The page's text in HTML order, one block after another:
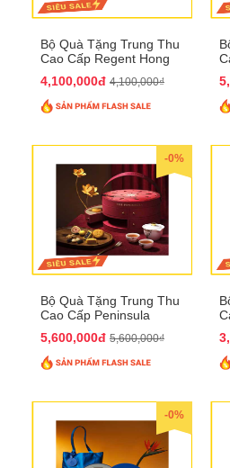
Bộ Quà Tặng Trung Thu
Cao Cấp Regent Hong
4,100,000đ 4,100,000₫
-0%
Bộ Quà Tặng Trung Thu
Cao Cấp Peninsula
5,600,000đ 5,600,000₫
-0%